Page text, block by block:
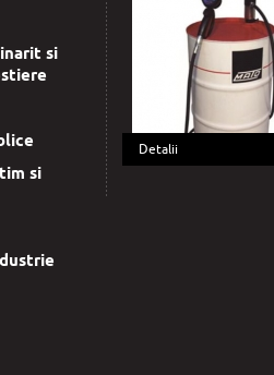
si
si
Detalii